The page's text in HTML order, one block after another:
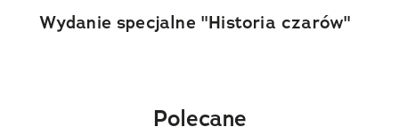
Wydanie specjalne "Historia czarów"
Polecane